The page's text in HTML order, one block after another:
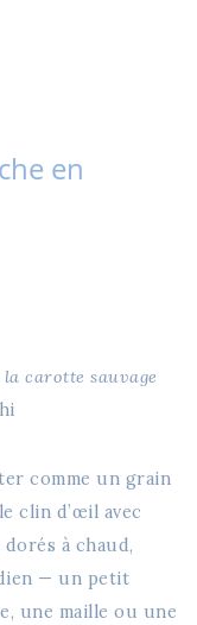
en
carotte sauvage
comme un grain
clin d’œil avec
à chaud,
— un petit
une maille ou une